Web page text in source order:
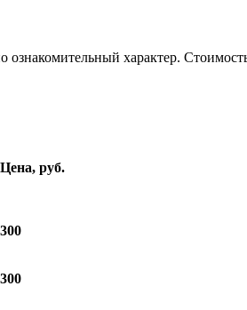
характер.
Цена, руб.
300
300